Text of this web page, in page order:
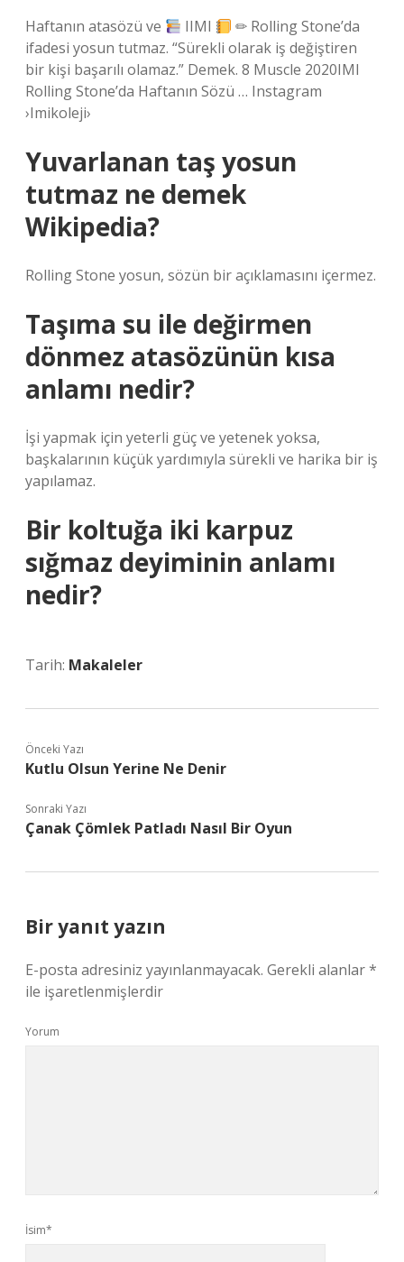
Haftanın atasözü ve IIMI
✏ Rolling Stone’da
ifadesi yosun tutmaz. “Sürekli olarak iş değiştiren
bir kişi başarılı olamaz.” Demek. 8 Muscle 2020IMI
Rolling Stone’da Haftanın Sözü … Instagram
›Imikoleji›
Yuvarlanan taş yosun
tutmaz ne demek
Wikipedia?
Rolling Stone yosun, sözün bir açıklamasını içermez.
Taşıma su ile değirmen
dönmez atasözünün kısa
anlamı nedir?
İşi yapmak için yeterli güç ve yetenek yoksa,
başkalarının küçük yardımıyla sürekli ve harika bir iş
yapılamaz.
Bir koltuğa iki karpuz
sığmaz deyiminin anlamı
nedir?
Tarih: Makaleler
Önceki Yazı
Kutlu Olsun Yerine Ne Denir
Sonraki Yazı
Çanak Çömlek Patladı Nasıl Bir Oyun
Bir yanıt yazın
E-posta adresiniz yayınlanmayacak. Gerekli alanlar*
ile işaretlenmişlerdir
Yorum
İsim*